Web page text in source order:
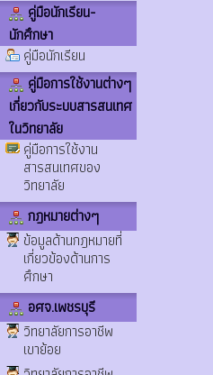
คู่มือนักเรียน-
นักศึกษา
คู่มือนักเรียน
คู่มือการใช้งานต่างๆ
เกี่ยวกับระบบสารสนเทศ
ในวิทยาลัย
คู่มือการใช้งาน
สารสนเทศของ
วิทยาลัย
กฎหมายต่างๆ
ข้อมูลด้านกฎหมายที่
เกี่ยวข้องด้านการ
ศึกษา
อศจ.เพชรบุรี
วิทยาลัยการอาชีพ
เขาย้อย